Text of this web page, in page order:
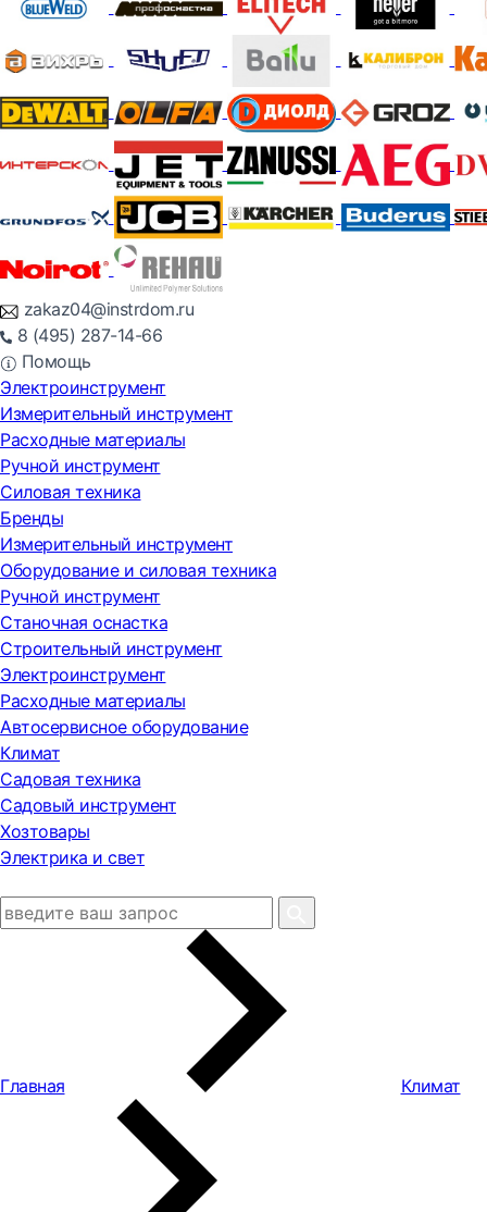
zakaz04@instrdom.ru
8 (495) 287-14-66
Помощь
Электроинструмент
Измерительный инструмент
Расходные материалы
Ручной инструмент
Силовая техника
Бренды
Измерительный инструмент
Оборудование и силовая техника
Ручной инструмент
Станочная оснастка
Строительный инструмент
Электроинструмент
Расходные материалы
Автосервисное оборудование
Климат
Садовая техника
Садовый инструмент
Хозтовары
Электрика и свет
Главная Климат